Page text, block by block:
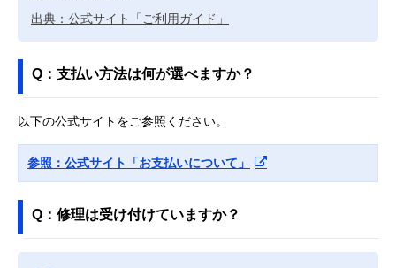
出典：公式サイト「ご利用ガイド」
Q：支払い方法は何が選べますか？
以下の公式サイトをご参照ください。
参照：公式サイト「お支払いについて」
Q：修理は受け付けていますか？